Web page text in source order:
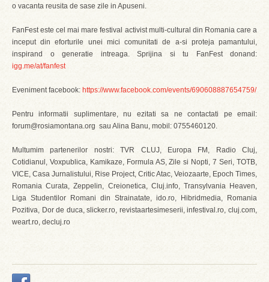
o vacanta reusita de sase zile in Apuseni.
FanFest este cel mai mare festival activist multi-cultural din Romania care a
inceput din eforturile unei mici comunitati de a-si proteja pamantului,
inspirand o generatie intreaga. Sprijina si tu FanFest donand:
igg.me/at/fanfest
Eveniment facebook: https://www.facebook.com/events/690608887654759/
Pentru informatii suplimentare, nu ezitati sa ne contactati pe email:
forum@rosiamontana.org sau Alina Banu, mobil: 0755460120.
Multumim partenerilor nostri: TVR CLUJ, Europa FM, Radio Cluj,
Cotidianul, Voxpublica, Kamikaze, Formula AS, Zile si Nopti, 7 Seri, TOTB,
VICE, Casa Jurnalistului, Rise Project, Critic Atac, Veiozaarte, Epoch Times,
Romania Curata, Zeppelin, Creionetica, Cluj.info, Transylvania Heaven,
Liga Studentilor Romani din Strainatate, ido.ro, Hibridmedia, Romania
Pozitiva, Dor de duca, slicker.ro, revistaartesimeserii, infestival.ro, cluj.com,
weart.ro, decluj.ro